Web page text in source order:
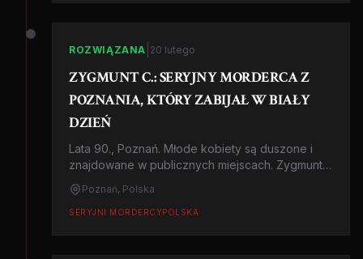
ROZWIĄZANA 20 lutego
ZYGMUNT C.: SERYJNY MORDERCA Z
POZNANIA, KTÓRY ZABIJAŁ W BIAŁY
DZIEŃ
Lata 90., Poznań. Młode kobiety są duszone i
znajdowane w publicznych miejscach. Zygmunt
C. przez lata uchodził uwadze policji. Sprawa
niedoceniana, a ciekawa z każdego punktu
widzenia kryminalistyki.
Poznań, Polska
SERYJNI MORDERCYPOLSKA